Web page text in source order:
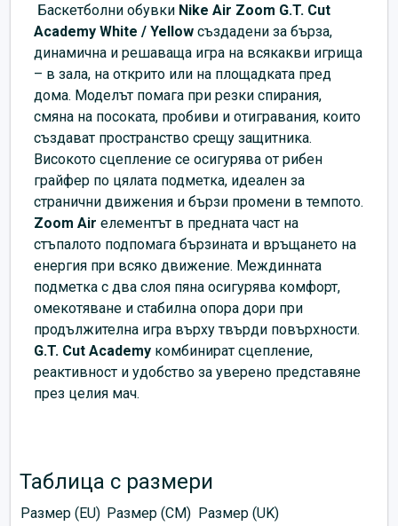
Баскетболни обувки Nike Air Zoom G.T. Cut
Academy White / Yellow създадени за бърза,
динамична и решаваща игра на всякакви игрища
– в зала, на открито или на площадката пред
дома. Моделът помага при резки спирания,
смяна на посоката, пробиви и отигравания, които
създават пространство срещу защитника.
Високото сцепление се осигурява от рибен
грайфер по цялата подметка, идеален за
странични движения и бързи промени в темпото.
Zoom Air елементът в предната част на
стъпалото подпомага бързината и връщането на
енергия при всяко движение. Междинната
подметка с два слоя пяна осигурява комфорт,
омекотяване и стабилна опора дори при
продължителна игра върху твърди повърхности.
G.T. Cut Academy комбинират сцепление,
реактивност и удобство за уверено представяне
през целия мач.
Таблица с размери
Размер (EU) Размер (CM) Размер (UK)